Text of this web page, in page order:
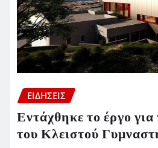
ΕΙΔΗΣΕΙΣ
Εντάχθηκε το έργο
του Κλειστού